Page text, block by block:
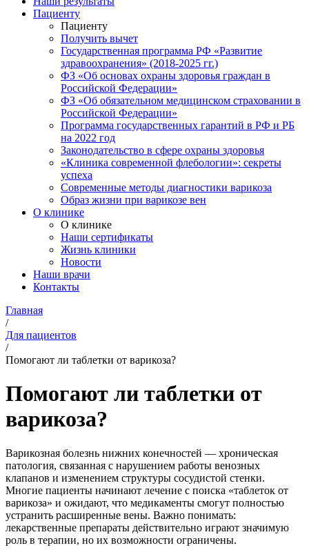
Пациенту
Пациенту
Получить вычет
Государственная программа РФ «Развитие
здравоохранения» (2018-2025 гг.)
ФЗ «Об основах охраны здоровья граждан в
Российской Федерации»
ФЗ «Об обязательном медицинском страховании в
Российской Федерации»
Программа государственных гарантий в РФ и РБ
на 2022 год
Законодательство в сфере охраны здоровья
«Клиника современной флебологии»: секреты
успеха
Современные методы диагностики варикоза
Образ жизни при варикозе вен
О клинике
О клинике
Наши сертификаты
Жизнь клиники
Новости
Наши врачи
Контакты
Главная
/
Для пациентов
/
Помогают ли таблетки от варикоза?
Помогают ли таблетки от
варикоза?
Варикозная болезнь нижних конечностей — хроническая
патология, связанная с нарушением работы венозных
клапанов и изменением структуры сосудистой стенки.
Многие пациенты начинают лечение с поиска «таблеток от
варикоза» и ожидают, что медикаменты смогут полностью
устранить расширенные вены. Важно понимать:
лекарственные препараты действительно играют значимую
роль в терапии, но их возможности ограничены.